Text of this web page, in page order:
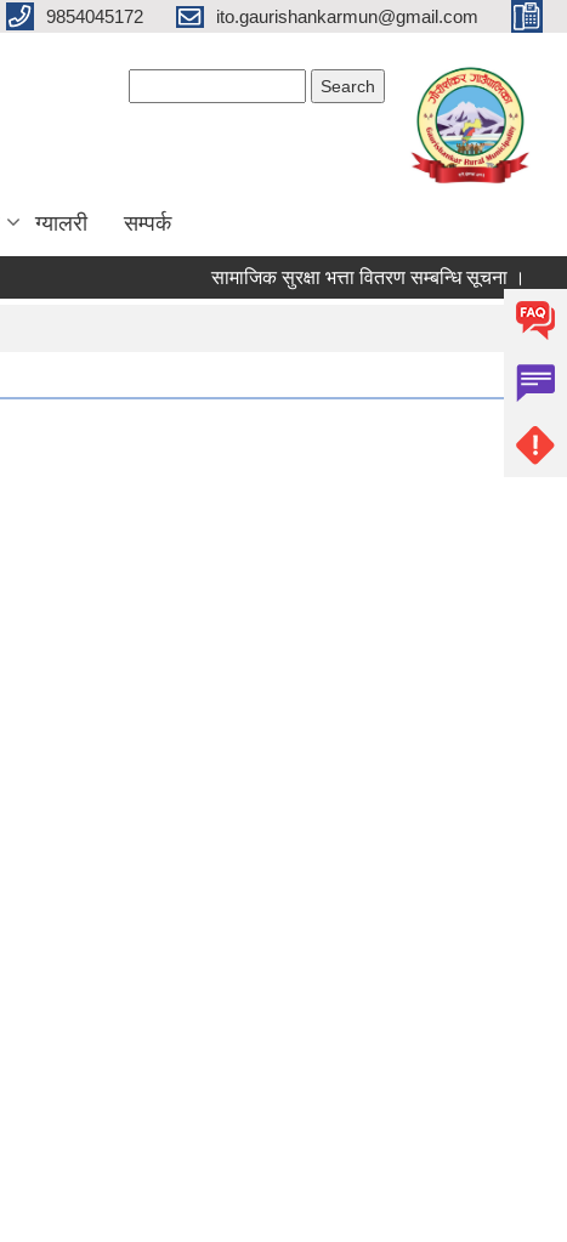
9854045172 ito.gaurishankarmun@gmail.com
ग्यालरी सम्पर्क
सामाजिक सुरक्षा भत्ता वितरण सम्बन्धि सूचना ।